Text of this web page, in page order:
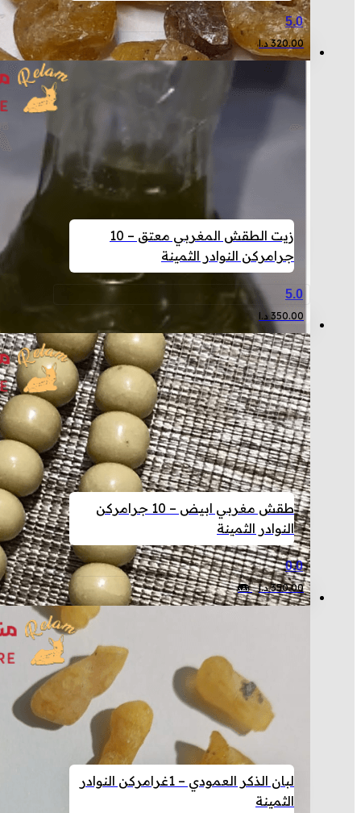
5.0
320.00 د.ا
زيت الطقش المغربي معتق – 10
جرامركن النوادر الثمينة
5.0
350.00 د.ا
طقش مغربي ابيض – 10 جرام
ركن
النوادر الثمينة
0.0
350.00 د.ا نفد
لبان الذكر العمودي – 1غرام
ركن النوادر
الثمينة